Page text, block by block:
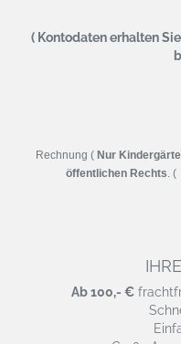
( Kontodaten erhalten
Rechnung ( Nur
öffentlichen Rechts .
Ab 100,- €